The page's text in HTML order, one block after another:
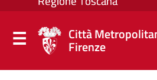
Città
Firenze